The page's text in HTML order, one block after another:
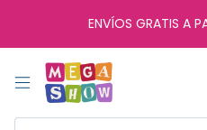
ENVÍOS GRATIS A